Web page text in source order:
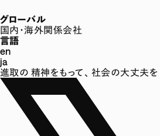
グローバル
国内・海外関係会社
言語
en
ja
進取の 精神をもって、 社会の大丈夫を